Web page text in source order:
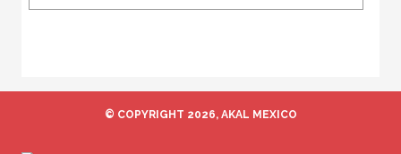
© COPYRIGHT 2026, AKAL MEXICO